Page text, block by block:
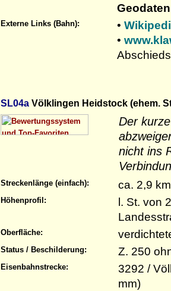
Externe Links (Bahn): •
•
SL04a Völklingen Heidstock (ehem.
Der
nicht ins
Streckenlänge (einfach): ca. 2,9
Höhenprofil:
l. St. von
Oberfläche:
Status / Beschilderung: Z. 250
Eisenbahnstrecke:
3292 /
mm)